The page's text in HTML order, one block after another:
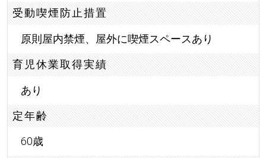
受動喫煙防止措置
原則屋内禁煙、屋外に喫煙スペースあり
育児休業取得実績
あり
定年齢
60歳